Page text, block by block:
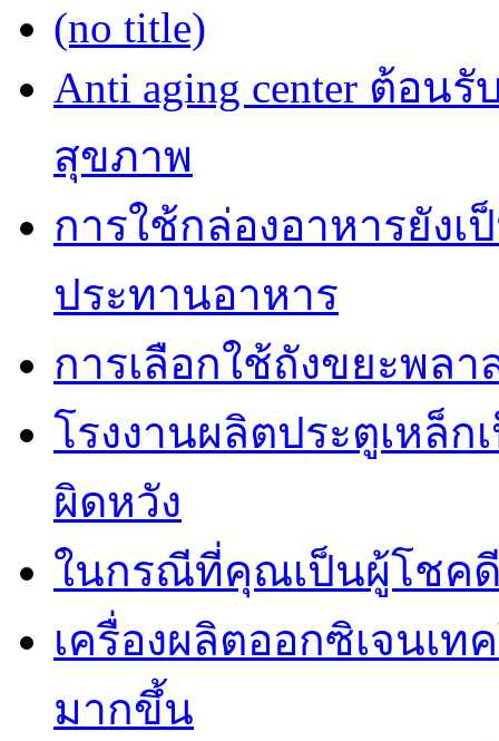
(no title)
Anti aging center ต้อน
สุขภาพ
การใช้กล่องอาหารยังเ
ประทานอาหาร
การเลือกใช้ถังขยะพล
โรงงานผลิตประตูเหล็
ผิดหวัง
ในกรณีที่คุณเป็นผู้โชคดี
เครื่องผลิตออกซิเจนเ
มากขึ้น